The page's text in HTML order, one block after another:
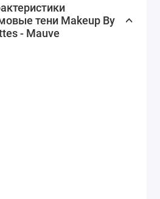
быстрее, чем обычно.
через 8 часов после
тени Makeup By
- Mauve